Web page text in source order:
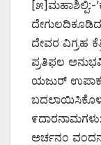
[೫]ಮಹಾಶಿಲ್ಪಿ:-
ದೇವರ ವಿಗ್ರಹ
ಪ್ರತಿಫಲ
ಯಜುರ್
ಅರ್ಚನಂ